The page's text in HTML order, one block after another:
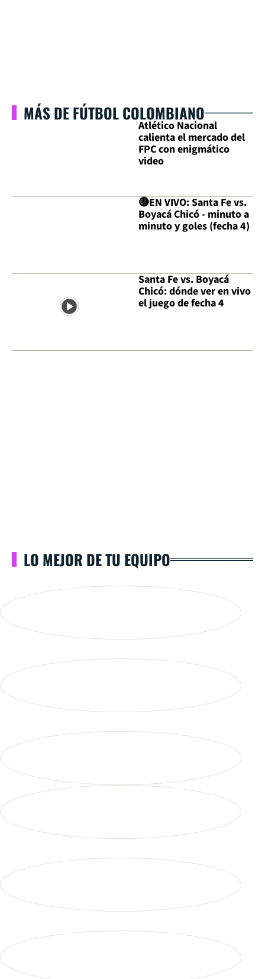
MÁS DE FÚTBOL COLOMBIANO
Atlético Nacional
calienta el mercado del
FPC con enigmático
video
🔴EN VIVO: Santa Fe vs.
Boyacá Chicó - minuto a
minuto y goles (fecha 4)
Santa Fe vs. Boyacá
Chicó: dónde ver en vivo
el juego de fecha 4
LO MEJOR DE TU EQUIPO